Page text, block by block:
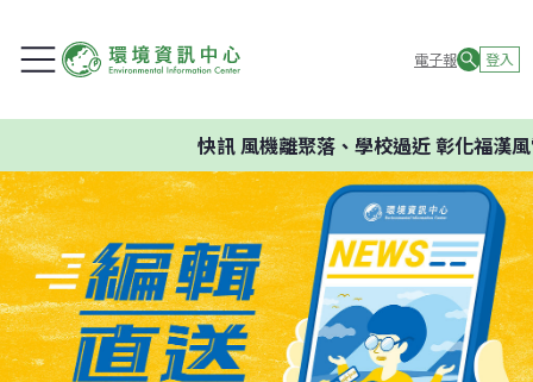
電子報 登入
快訊風機離聚落、學校過近 彰化福漢風